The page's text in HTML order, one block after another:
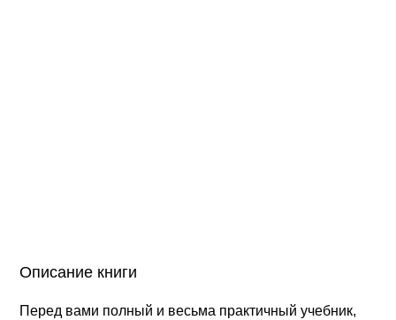
Описание книги
Перед вами полный и весьма практичный учебник,